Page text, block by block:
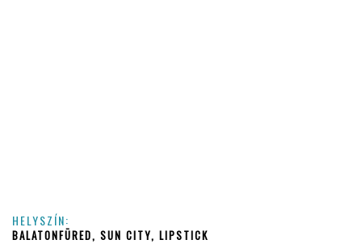
HELYSZÍN:
BALATONFÜRED, SUN CITY, LIPSTICK